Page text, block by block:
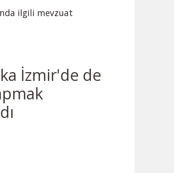
ilgili mevzuat
İzmir'de de